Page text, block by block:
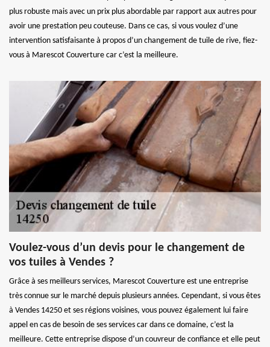
plus robuste mais avec un prix plus abordable par rapport aux autres pour
avoir une prestation peu couteuse. Dans ce cas, si vous voulez d’une
intervention satisfaisante à propos d’un changement de tuile de rive, fiez-
vous à Marescot Couverture car c’est la meilleure.
Voulez-vous d’un devis pour le changement de
vos tuiles à Vendes ?
Grâce à ses meilleurs services, Marescot Couverture est une entreprise
très connue sur le marché depuis plusieurs années. Cependant, si vous êtes
à Vendes 14250 et ses régions voisines, vous pouvez également lui faire
appel en cas de besoin de ses services car dans ce domaine, c’est la
meilleure. Cette entreprise dispose d’un couvreur de confiance et elle peut